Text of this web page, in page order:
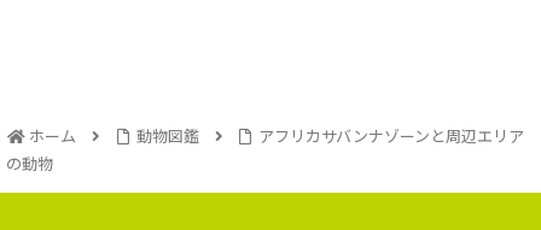
ホーム 動物図鑑
アフリカサバンナゾーンと周辺エリア
の動物